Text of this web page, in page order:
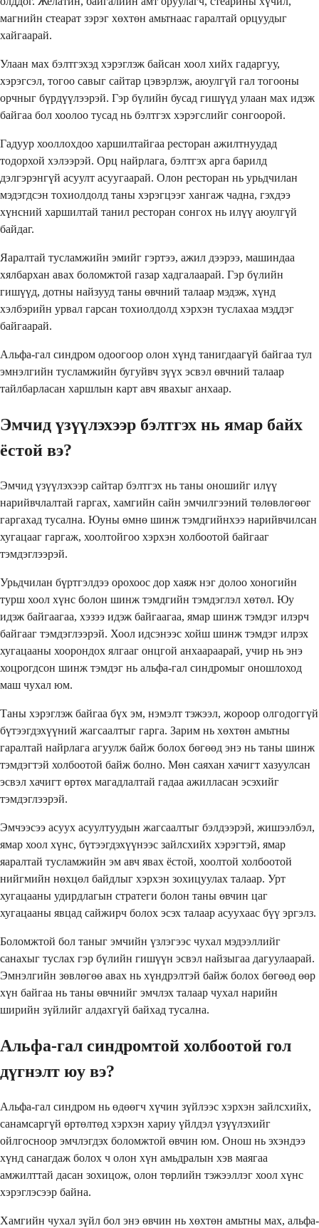
магнийн стеарат зэрэг хөхтөн амьтнаас гаралтай орцуудыг
хайгаарай.
Улаан мах бэлтгэхэд хэрэглэж байсан хоол хийх гадаргуу,
хэрэгсэл, тогоо савыг сайтар цэвэрлэж, аюулгүй гал тогооны
орчныг бүрдүүлээрэй. Гэр бүлийн бусад гишүүд улаан мах идэж
байгаа бол хоолоо тусад нь бэлтгэх хэрэгслийг сонгоорой.
Гадуур хооллохдоо харшилтайгаа ресторан ажилтнуудад
тодорхой хэлээрэй. Орц найрлага, бэлтгэх арга барилд
дэлгэрэнгүй асуулт асуугаарай. Олон ресторан нь урьдчилан
мэдэгдсэн тохиолдолд таны хэрэгцээг хангаж чадна, гэхдээ
хүнсний харшилтай танил ресторан сонгох нь илүү аюулгүй
байдаг.
Яаралтай тусламжийн эмийг гэртээ, ажил дээрээ, машиндаа
хялбархан авах боломжтой газар хадгалаарай. Гэр бүлийн
гишүүд, дотны найзууд таны өвчний талаар мэдэж, хүнд
хэлбэрийн урвал гарсан тохиолдолд хэрхэн туслахаа мэддэг
байгаарай.
Альфа-гал синдром одоогоор олон хүнд танигдаагүй байгаа тул
эмнэлгийн тусламжийн бугуйвч зүүх эсвэл өвчний талаар
тайлбарласан харшлын карт авч явахыг анхаар.
Эмчид үзүүлэхээр бэлтгэх нь ямар байх
ёстой вэ?
Эмчид үзүүлэхээр сайтар бэлтгэх нь таны оношийг илүү
нарийвчлалтай гаргах, хамгийн сайн эмчилгээний төлөвлөгөөг
гаргахад тусална. Юуны өмнө шинж тэмдгийнхээ нарийвчилсан
хугацааг гаргаж, хоолтойгоо хэрхэн холбоотой байгааг
тэмдэглээрэй.
Урьдчилан бүртгэлдээ орохоос дор хаяж нэг долоо хоногийн
турш хоол хүнс болон шинж тэмдгийн тэмдэглэл хөтөл. Юу
идэж байгаагаа, хэзээ идэж байгаагаа, ямар шинж тэмдэг илэрч
байгааг тэмдэглээрэй. Хоол идсэнээс хойш шинж тэмдэг илрэх
хугацааны хоорондох ялгааг онцгой анхаараарай, учир нь энэ
хоцрогдсон шинж тэмдэг нь альфа-гал синдромыг оношлоход
маш чухал юм.
Таны хэрэглэж байгаа бүх эм, нэмэлт тэжээл, жороор олгодоггүй
бүтээгдэхүүний жагсаалтыг гарга. Зарим нь хөхтөн амьтны
гаралтай найрлага агуулж байж болох бөгөөд энэ нь таны шинж
тэмдэгтэй холбоотой байж болно. Мөн саяхан хачигт хазуулсан
эсвэл хачигт өртөх магадлалтай гадаа ажилласан эсэхийг
тэмдэглээрэй.
Эмчээсээ асуух асуултуудын жагсаалтыг бэлдээрэй, жишээлбэл,
ямар хоол хүнс, бүтээгдэхүүнээс зайлсхийх хэрэгтэй, ямар
яаралтай тусламжийн эм авч явах ёстой, хоолтой холбоотой
нийгмийн нөхцөл байдлыг хэрхэн зохицуулах талаар. Урт
хугацааны удирдлагын стратеги болон таны өвчин цаг
хугацааны явцад сайжирч болох эсэх талаар асуухаас бүү эргэлз.
Боломжтой бол таныг эмчийн үзлэгээс чухал мэдээллийг
санахыг туслах гэр бүлийн гишүүн эсвэл найзыгаа дагуулаарай.
Эмнэлгийн зөвлөгөө авах нь хүндрэлтэй байж болох бөгөөд өөр
хүн байгаа нь таны өвчнийг эмчлэх талаар чухал нарийн
ширийн зүйлийг алдахгүй байхад тусална.
Альфа-гал синдромтой холбоотой гол
дүгнэлт юу вэ?
Альфа-гал синдром нь өдөөгч хүчин зүйлээс хэрхэн зайлсхийх,
санамсаргүй өртөлтөд хэрхэн хариу үйлдэл үзүүлэхийг
ойлгосноор эмчлэгдэх боломжтой өвчин юм. Онош нь эхэндээ
хүнд санагдаж болох ч олон хүн амьдралын хэв маягаа
амжилттай дасан зохицож, олон төрлийн тэжээллэг хоол хүнс
хэрэглэсээр байна.
Хамгийн чухал зүйл бол энэ өвчин нь хөхтөн амьтны мах, альфа-